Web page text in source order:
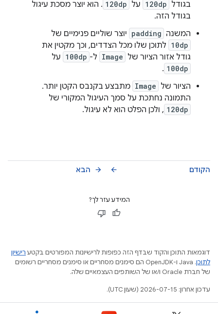
בגודל 120dp על 120dp . הוא יוצר מסכת עיגול
בגודל הזה.
המשנה padding יוצר שוליים פנימיים של
10dp לתוכן שלו מכל הצדדים, וכך מקטין את
גודל אזור הציור של Image ל- 100dp על
100dp
.
הציור של Image מתבצע בקנבס הקטן יותר.
התמונה נחתכת על סמך העיגול המקורי של
120dp , ולכן הפלט הוא לא עיגול.
הקודם arrow_back הבא arrow_forward
המידע עזר לך?
דוגמאות התוכן והקוד שבדף הזה כפופות לרישיונות המפורטים בקטע רישיון
לתוכן
.‏ Java ו-OpenJDK הם סימנים מסחריים או סימנים מסחריים רשומים
של חברת Oracle ו/או של השותפים העצמאיים שלה.
עדכון אחרון: 2026-07-15 (שעון UTC).